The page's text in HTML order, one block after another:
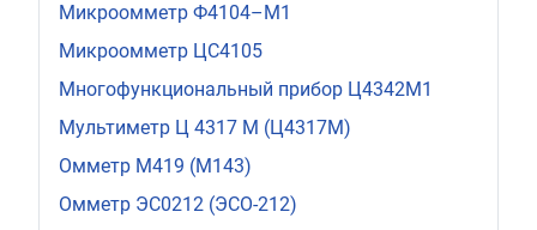
Микроомметр Ф4104–М1
Микроомметр ЦС4105
Многофункциональный прибор Ц4342М1
Мультиметр Ц 4317 М (Ц4317М)
Омметр М419 (М143)
Омметр ЭС0212 (ЭСО-212)